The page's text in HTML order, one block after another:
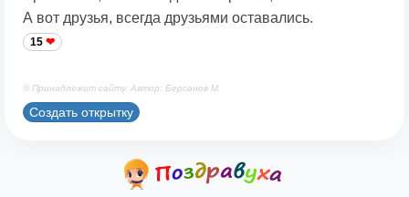
А вот друзья, всегда друзьями оставались.
15
© Принадлежит сайту. Автор: Берсанов М.
Создать открытку